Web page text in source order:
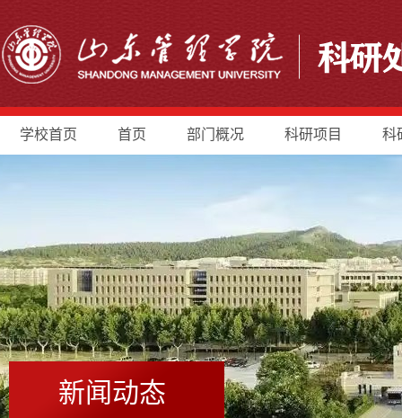
学校首页 首页 部门概况 科研项目 科
新闻动态